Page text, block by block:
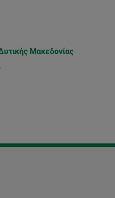
Μακεδονίας